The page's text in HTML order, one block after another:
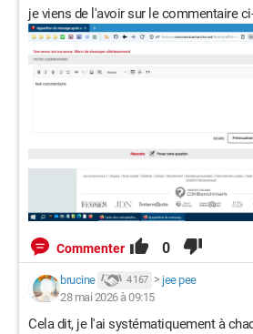
je viens de l'avoir sur le commentaire
Commenter 0
brucine 4 167 > jee pee
28 mai 2026 à 09:15
Cela dit, je l'ai systématiquement à